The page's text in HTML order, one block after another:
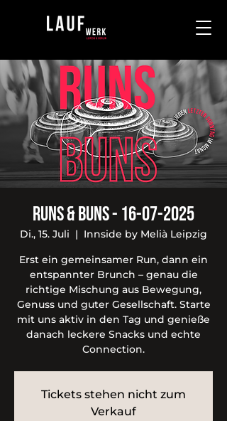
Runs & Buns - 16-07-2025
Di., 15. Juli
  |
Innside by Melià Leipzig
Erst ein gemeinsamer Run, dann ein
entspannter Brunch – genau die
richtige Mischung aus Bewegung,
Genuss und guter Gesellschaft. Starte
mit uns aktiv in den Tag und genieße
danach leckere Snacks und echte
Connection.
Tickets stehen nicht zum
Verkauf